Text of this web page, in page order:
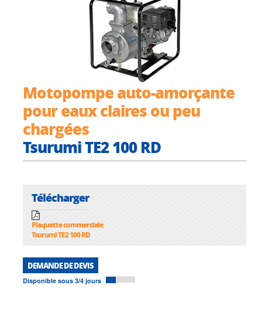
Motopompe auto-amorçante
pour eaux claires ou peu
chargées
Tsurumi TE2 100 RD
Télécharger
Plaquette commerciale
Tsurumi TE2 100 RD
DEMANDE DE DEVIS
Disponible sous 3/4 jours